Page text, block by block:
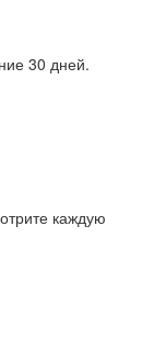
30 дней.
каждую